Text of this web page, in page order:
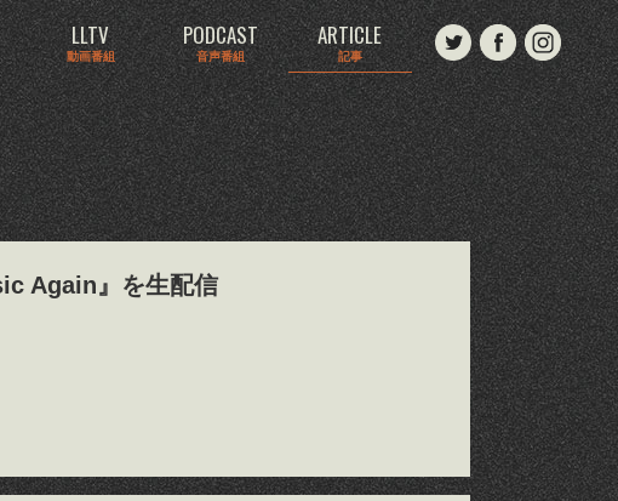
LLTV
動画番組
PODCAST
音声番組
ARTICLE
記事
Again』を生配信